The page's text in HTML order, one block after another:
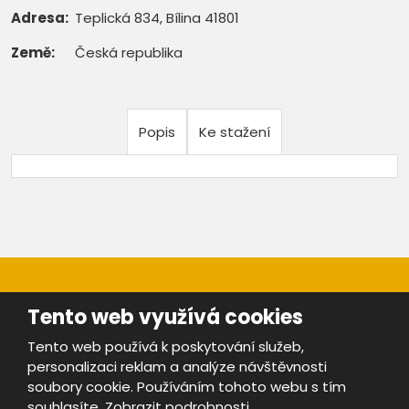
Adresa: Teplická 834, Bílina 41801
Země:
Česká republika
Popis Ke stažení
Mapa stránek |Bezpečnost a ochrana osobních údajů
Podmínky použití
Tento web využívá cookies
Tento web používá k poskytování služeb,
personalizaci reklam a analýze návštěvnosti
soubory cookie. Používáním tohoto webu s tím